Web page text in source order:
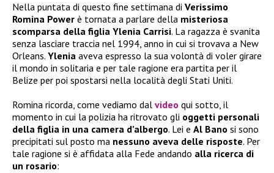
Nella puntata di questo fine settimana di Verissimo
Romina Power è tornata a parlare della misteriosa
scomparsa della figlia Ylenia Carrisi. La ragazza è svanita
senza lasciare traccia nel 1994, anno in cui si trovava a New
Orleans. Ylenia aveva espresso la sua volontà di voler girare
il mondo in solitaria e per tale ragione era partita per il
Belize per poi spostarsi nella località degli Stati Uniti.
Romina ricorda, come vediamo dal video qui sotto, il
momento in cui la polizia ha ritrovato gli oggetti personali
della figlia in una camera d’albergo. Lei e Al Bano si sono
precipitati sul posto ma nessuno aveva delle risposte. Per
tale ragione si è affidata alla Fede andando alla ricerca di
un rosario: